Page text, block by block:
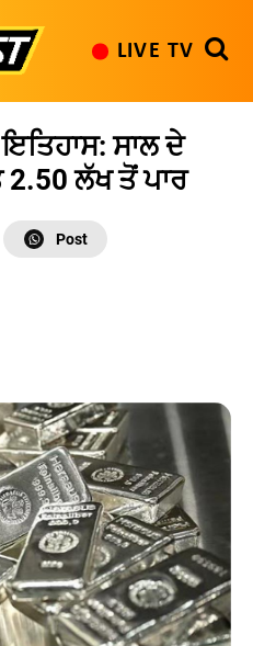
LIVE TV
ਸਾਲ ਦੇ
2.50 ਲੱਖ ਤੋਂ ਪਾਰ